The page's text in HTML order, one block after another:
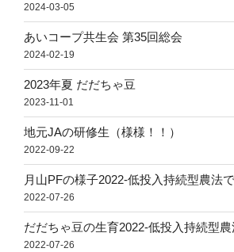
2024-03-05
あいコープ共生会 第35回総会
2024-02-19
2023年夏 だだちゃ豆
2023-11-01
地元JAの研修生（様様！！）
2022-09-22
月山PFの様子2022-低投入持続型農法で
2022-07-26
だだちゃ豆の生育2022-低投入持続型
2022-07-26